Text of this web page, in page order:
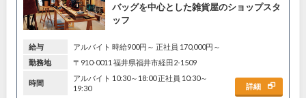
バッグを中心とした雑貨屋のショップスタ
ッフ
給与
アルバイト 時給900円～ 正社員 170,000円～
勤務地
〒910-0011 福井県福井市経田2-1509
時間
アルバイト 10:30～18:00 正社員 10:30～
19:30
詳細